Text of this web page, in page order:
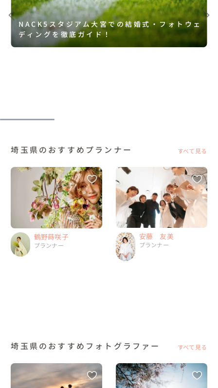
NACK5スタジアム大宮での結婚式・フォトウェ
ディングを徹底ガイド！
埼玉県のおすすめプランナー すべて見る
鶴野蒔咲子
プランナー
安藤 友美
プランナー
埼玉県のおすすめフォトグラファー すべて見る